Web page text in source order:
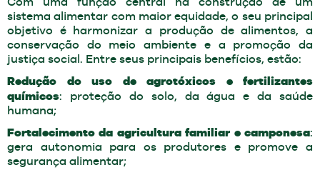
sistema alimentar com maior equidade, o seu principal
objetivo é harmonizar a produção de alimentos, a
conservação do meio ambiente e a promoção da
justiça social. Entre seus principais benefícios, estão:
Redução do uso de agrotóxicos e fertilizantes
químicos: proteção do solo, da água e da saúde
humana;
Fortalecimento da agricultura familiar e camponesa:
gera autonomia para os produtores e promove a
segurança alimentar;